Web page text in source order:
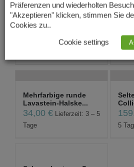
Lava Kette Bunt –
Disc
Lieferzeit: 3 – 5
Tage
Mehrfarbige runde
Lavastein-Halske...
34,00 €
Lieferzeit: 3 – 5
Tage
5
Präferenzen und wiederholten
"Akzeptieren" klicken, stimmen Sie
Cookies zu..
Cookie settings